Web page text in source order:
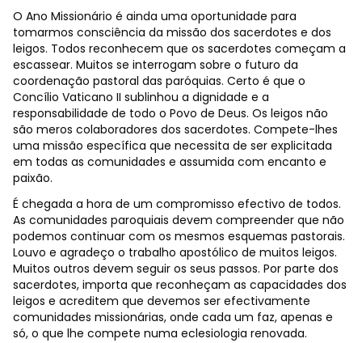
O Ano Missionário é ainda uma oportunidade para
tomarmos consciência da missão dos sacerdotes e dos
leigos. Todos reconhecem que os sacerdotes começam a
escassear. Muitos se interrogam sobre o futuro da
coordenação pastoral das paróquias. Certo é que o
Concílio Vaticano II sublinhou a dignidade e a
responsabilidade de todo o Povo de Deus. Os leigos não
são meros colaboradores dos sacerdotes. Compete-lhes
uma missão específica que necessita de ser explicitada
em todas as comunidades e assumida com encanto e
paixão.
É chegada a hora de um compromisso efectivo de todos.
As comunidades paroquiais devem compreender que não
podemos continuar com os mesmos esquemas pastorais.
Louvo e agradeço o trabalho apostólico de muitos leigos.
Muitos outros devem seguir os seus passos. Por parte dos
sacerdotes, importa que reconheçam as capacidades dos
leigos e acreditem que devemos ser efectivamente
comunidades missionárias, onde cada um faz, apenas e
só, o que lhe compete numa eclesiologia renovada.